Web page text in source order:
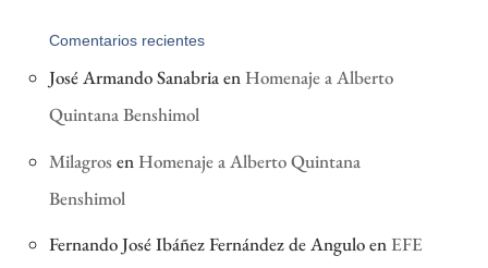
Comentarios recientes
José Armando SanabriaenHomenaje a Alberto
Quintana Benshimol
Milagros enHomenaje a Alberto Quintana
Benshimol
Fernando José Ibáñez Fernández de Anguloen EFE